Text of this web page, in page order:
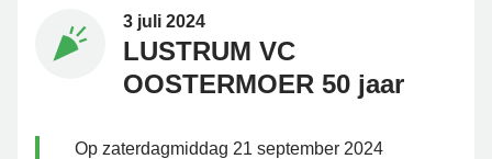
3 juli 2024
LUSTRUM VC
OOSTERMOER 50 jaar
Op zaterdagmiddag 21 september 2024